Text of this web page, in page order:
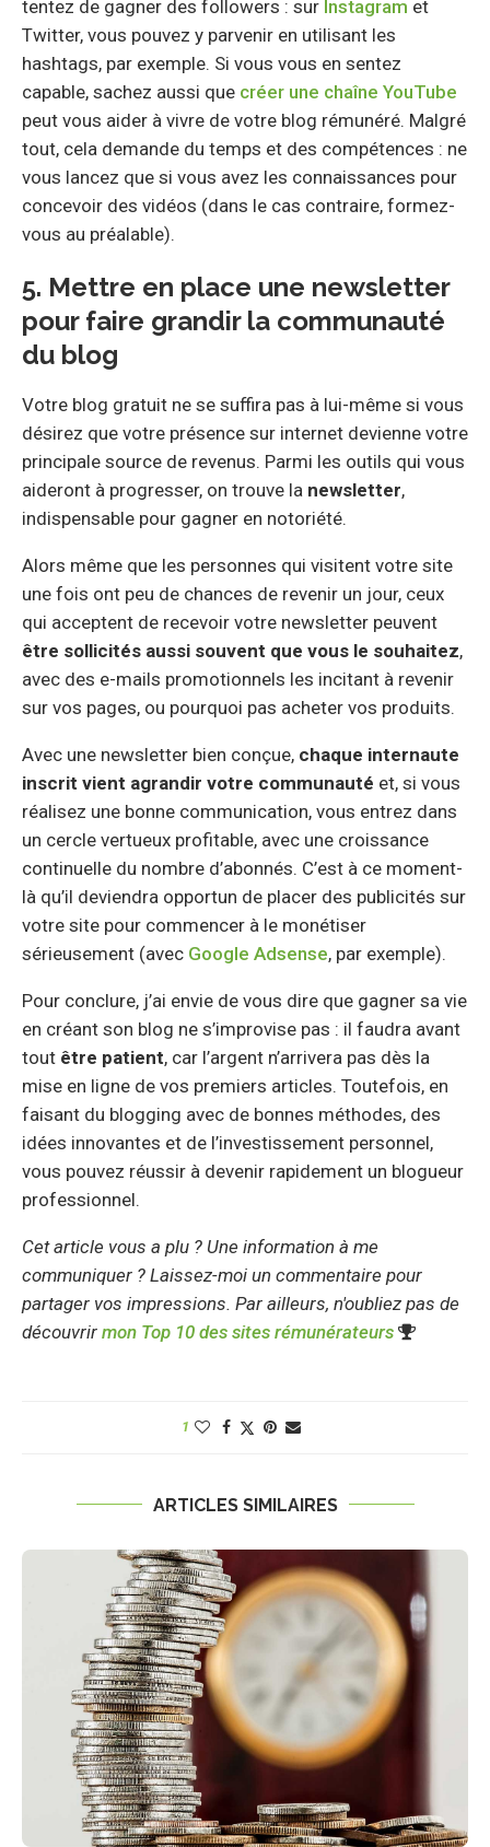
tentez de gagner des followers : sur Instagram et
Twitter, vous pouvez y parvenir en utilisant les
hashtags, par exemple. Si vous vous en sentez
capable, sachez aussi que créer une chaîne YouTube
peut vous aider à vivre de votre blog rémunéré. Malgré
tout, cela demande du temps et des compétences : ne
vous lancez que si vous avez les connaissances pour
concevoir des vidéos (dans le cas contraire, formez-
vous au préalable).
5. Mettre en place une newsletter
pour faire grandir la communauté
du blog
Votre blog gratuit ne se suffira pas à lui-même si vous
désirez que votre présence sur internet devienne votre
principale source de revenus. Parmi les outils qui vous
aideront à progresser, on trouve la newsletter,
indispensable pour gagner en notoriété.
Alors même que les personnes qui visitent votre site
une fois ont peu de chances de revenir un jour, ceux
qui acceptent de recevoir votre newsletter peuvent
être sollicités aussi souvent que vous le souhaitez,
avec des e-mails promotionnels les incitant à revenir
sur vos pages, ou pourquoi pas acheter vos produits.
Avec une newsletter bien conçue, chaque internaute
inscrit vient agrandir votre communauté et, si vous
réalisez une bonne communication, vous entrez dans
un cercle vertueux profitable, avec une croissance
continuelle du nombre d’abonnés. C’est à ce moment-
là qu’il deviendra opportun de placer des publicités sur
votre site pour commencer à le monétiser
sérieusement (avec Google Adsense, par exemple).
Pour conclure, j’ai envie de vous dire que gagner sa vie
en créant son blog ne s’improvise pas : il faudra avant
tout être patient, car l’argent n’arrivera pas dès la
mise en ligne de vos premiers articles. Toutefois, en
faisant du blogging avec de bonnes méthodes, des
idées innovantes et de l’investissement personnel,
vous pouvez réussir à devenir rapidement un blogueur
professionnel.
Cet article vous a plu ? Une information à me
communiquer ? Laissez-moi un commentaire pour
partager vos impressions. Par ailleurs, n'oubliez pas de
découvrir mon Top 10 des sites rémunérateurs
1
ARTICLES SIMILAIRES